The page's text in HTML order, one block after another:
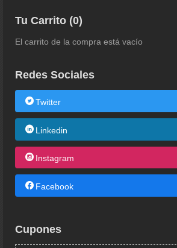
Tu Carrito (0)
El carrito de la compra está vacío
Redes Sociales
Twitter
Linkedin
Instagram
Facebook
Cupones